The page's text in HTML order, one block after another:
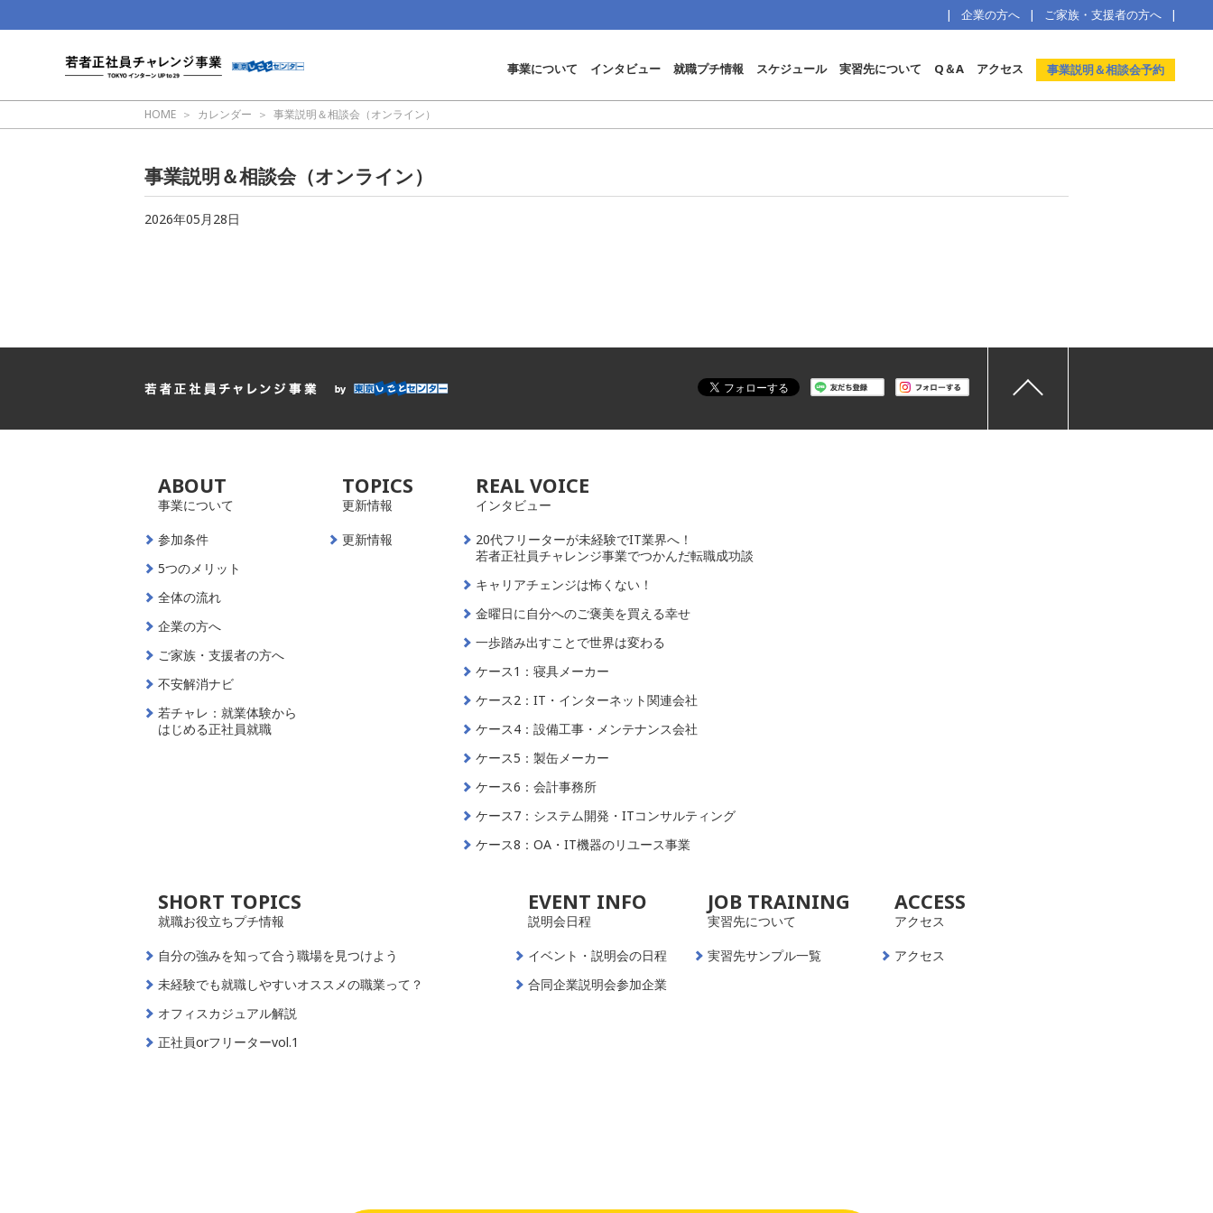
企業の方へ ご家族・支援者の方へ
事業について インタビュー 就職プチ情報 スケジュール 実習先について Q＆A アクセス 事業説明＆相談会予約
HOME カレンダー 事業説明＆相談会（オンライン）
事業説明＆相談会（オンライン）
2026年05月28日
ABOUT
事業について
参加条件
5つのメリット
全体の流れ
企業の方へ
ご家族・支援者の方へ
不安解消ナビ
若チャレ：就業体験から
はじめる正社員就職
TOPICS
更新情報
更新情報
REAL VOICE
インタビュー
20代フリーターが未経験でIT業界へ！
若者正社員チャレンジ事業でつかんだ転職成功談
キャリアチェンジは怖くない！
金曜日に自分へのご褒美を買える幸せ
一歩踏み出すことで世界は変わる
ケース1：寝具メーカー
ケース2：IT・インターネット関連会社
ケース4：設備工事・メンテナンス会社
ケース5：製缶メーカー
ケース6：会計事務所
ケース7：システム開発・ITコンサルティング
ケース8：OA・IT機器のリユース事業
SHORT TOPICS
就職お役立ちプチ情報
自分の強みを知って合う職場を見つけよう
未経験でも就職しやすいオススメの職業って？
オフィスカジュアル解説
正社員orフリーターvol.1
EVENT INFO
説明会日程
イベント・説明会の日程
合同企業説明会参加企業
JOB TRAINING
実習先について
実習先サンプル一覧
ACCESS
アクセス
アクセス